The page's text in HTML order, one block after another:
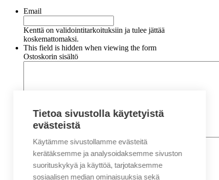
Email
Kenttä on validointitarkoituksiin ja tulee jättää
koskemattomaksi.
This field is hidden when viewing the form
Ostoskorin sisältö
Nimi*
Etunimi
Sukunimi
Tietoa sivustolla käytetyistä
evästeistä
Käytämme sivustollamme evästeitä
kerätäksemme ja analysoidaksemme sivuston
suorituskykyä ja käyttöä, tarjotaksemme
sosiaalisen median ominaisuuksia sekä